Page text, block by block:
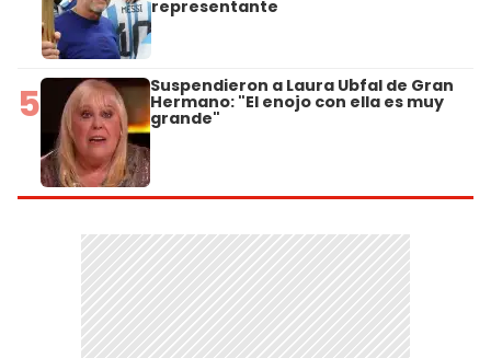
representante
5 Suspendieron a Laura Ubfal de Gran
Hermano: "El enojo con ella es muy
grande"